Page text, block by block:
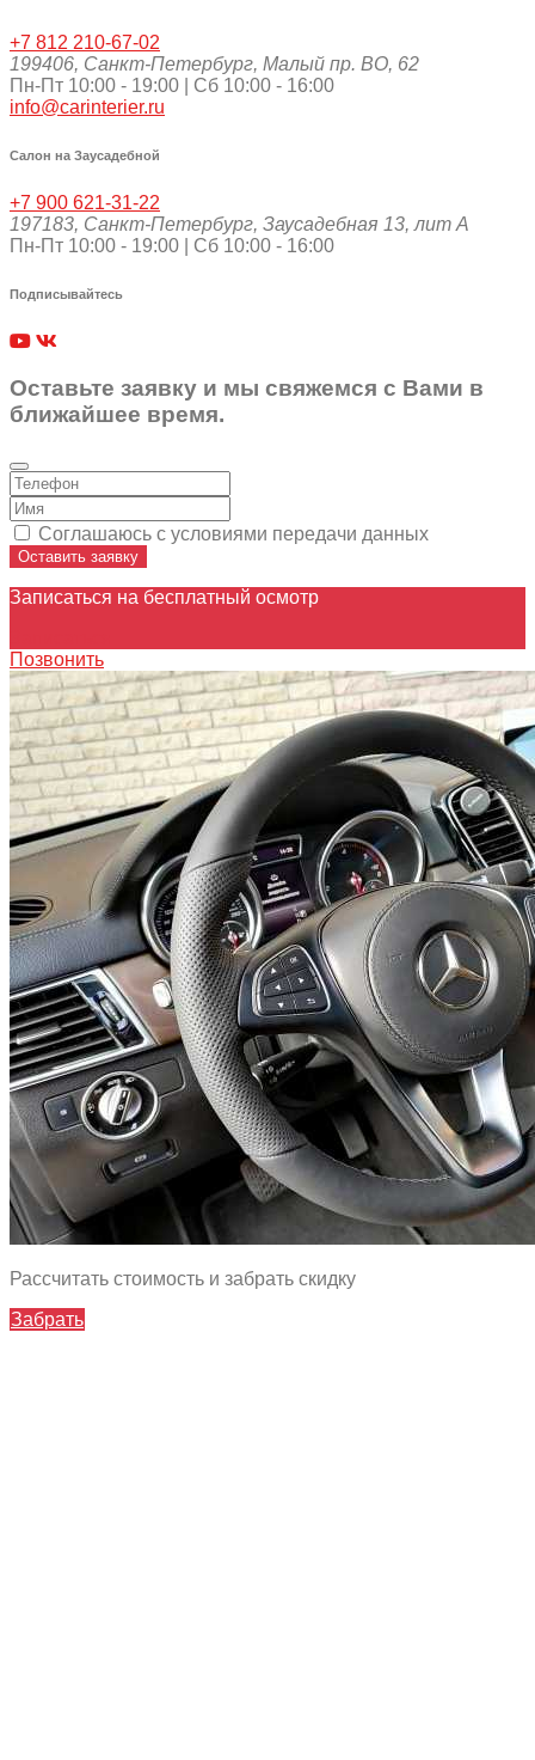
+7 812 210-67-02
199406, Санкт-Петербург, Малый пр. ВО, 62
Пн-Пт 10:00 - 19:00 | Сб 10:00 - 16:00
info@carinterier.ru
Салон на Заусадебной
+7 900 621-31-22
197183, Санкт-Петербург, Заусадебная 13, лит А
Пн-Пт 10:00 - 19:00 | Сб 10:00 - 16:00
Подписывайтесь
Оставьте заявку и мы свяжемся с Вами в
ближайшее время.
Соглашаюсь с условиями передачи данных
Оставить заявку
Записаться на бесплатный осмотр
Позвонить
Рассчитать стоимость и забрать скидку
Забрать